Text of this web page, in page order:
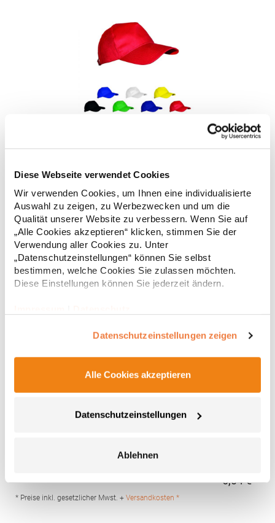
Diese Webseite verwendet Cookies
Wir verwenden Cookies, um Ihnen eine individualisierte
Auswahl zu zeigen, zu Werbezwecken und um die
Qualität unserer Website zu verbessern. Wenn Sie auf
„Alle Cookies akzeptieren“ klicken, stimmen Sie der
Verwendung aller Cookies zu. Unter
„Datenschutzeinstellungen“ können Sie selbst
bestimmen, welche Cookies Sie zulassen möchten.
Diese Einstellungen können Sie jederzeit ändern.
Datenschutzeinstellungen zeigen
Alle Cookies akzeptieren
Datenschutzeinstellungen
Ablehnen
Metallschnalle Kopfumfang ca. 4858
Produktsicherheit: Herst.-Nr.: C541KHersteller: printwear.eu
GmbH & Co. KG Rheinlanddamm 199 44139 Dortmund
Deutschland E-Mail: info@printwear.eu
2,82 € *
* Preise inkl. gesetzlicher Mwst. +Versandkosten *
Frontpanel Polyester-Netzgewebe Angaben zur
Italyhttps://atlantisheadwear.com/it/company-
info/Grammatur: 180 g/m²Materialzusammensetzung: 100%
6,04 € *
* Preise inkl. gesetzlicher Mwst. + Versandkosten *